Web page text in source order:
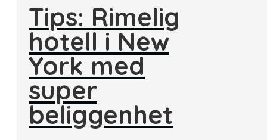
Tips: Rimelig
hotell i New
York med
super
beliggenhet